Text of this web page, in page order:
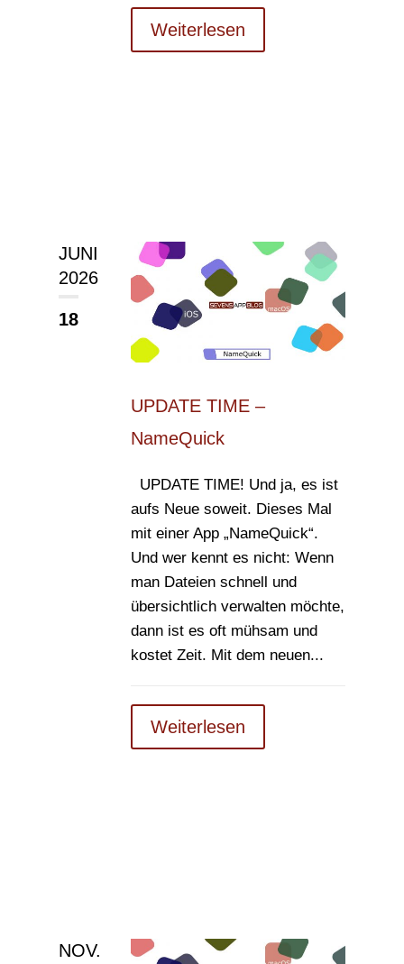
Weiterlesen
JUNI
2026
18
UPDATE TIME –
NameQuick
UPDATE TIME! Und ja, es ist
aufs Neue soweit. Dieses Mal
mit einer App „NameQuick“.
Und wer kennt es nicht: Wenn
man Dateien schnell und
übersichtlich verwalten möchte,
dann ist es oft mühsam und
kostet Zeit. Mit dem neuen...
Weiterlesen
NOV.